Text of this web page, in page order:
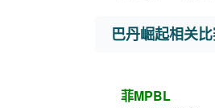
巴丹崛起相关
菲MPBL